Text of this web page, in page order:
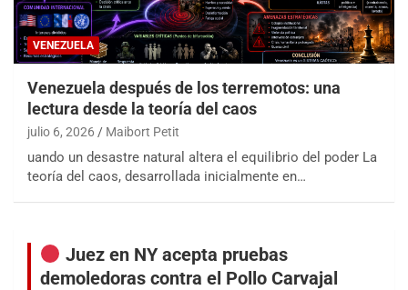
VENEZUELA
Venezuela después de los terremotos: una
lectura desde la teoría del caos
julio 6, 2026 Maibort Petit
uando un desastre natural altera el equilibrio del poder La
teoría del caos, desarrollada inicialmente en…
Juez en NY acepta pruebas
demoledoras contra el Pollo Carvajal